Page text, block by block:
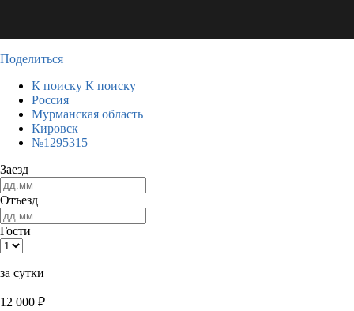
Поделиться
К поиску К поиску
Россия
Мурманская область
Кировск
№1295315
Заезд
Отъезд
Гости
за сутки
12 000 ₽